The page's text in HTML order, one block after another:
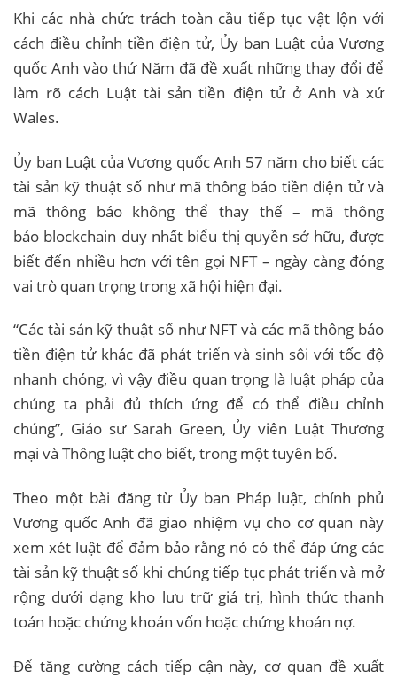
Khi các nhà chức trách toàn cầu tiếp tục vật lộn với
cách điều chỉnh tiền điện tử, Ủy ban Luật của Vương
quốc Anh vào thứ Năm đã đề xuất những thay đổi để
làm rõ cách Luật tài sản tiền điện tử ở Anh và xứ
Wales.
Ủy ban Luật của Vương quốc Anh 57 năm cho biết các
tài sản kỹ thuật số như mã thông báo tiền điện tử và
mã thông báo không thể thay thế – mã thông
báo blockchain duy nhất biểu thị quyền sở hữu, được
biết đến nhiều hơn với tên gọi NFT – ngày càng đóng
vai trò quan trọng trong xã hội hiện đại.
“Các tài sản kỹ thuật số như NFT và các mã thông báo
tiền điện tử khác đã phát triển và sinh sôi với tốc độ
nhanh chóng, vì vậy điều quan trọng là luật pháp của
chúng ta phải đủ thích ứng để có thể điều chỉnh
chúng”, Giáo sư Sarah Green, Ủy viên Luật Thương
mại và Thông luật cho biết, trong một tuyên bố.
Theo một bài đăng từ Ủy ban Pháp luật, chính phủ
Vương quốc Anh đã giao nhiệm vụ cho cơ quan này
xem xét luật để đảm bảo rằng nó có thể đáp ứng các
tài sản kỹ thuật số khi chúng tiếp tục phát triển và mở
rộng dưới dạng kho lưu trữ giá trị, hình thức thanh
toán hoặc chứng khoán vốn hoặc chứng khoán nợ.
Để tăng cường cách tiếp cận này, cơ quan đề xuất